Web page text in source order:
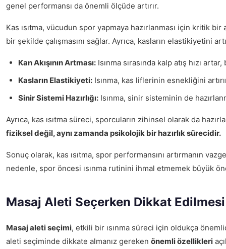
genel performansı da önemli ölçüde artırır.
Kas ısıtma, vücudun spor yapmaya hazırlanması için kritik bir
bir şekilde çalışmasını sağlar. Ayrıca, kasların elastikiyetini
Kan Akışının Artması: Isınma sırasında kalp atış hızı
Kasların Elastikiyeti: Isınma, kas liflerinin esnekliğini
Sinir Sistemi Hazırlığı: Isınma, sinir sisteminin de
Ayrıca, kas ısıtma süreci, sporcuların zihinsel olarak da
fiziksel değil, aynı zamanda psikolojik bir hazırlık sürecidir.
Sonuç olarak, kas ısıtma, spor performansını artırmanın
nedenle, spor öncesi ısınma rutinini ihmal etmemek büyük
Masaj Aleti Seçerken Dikkat
Masaj aleti seçimi, etkili bir ısınma süreci için oldukça
aleti seçiminde dikkate almanız gereken önemli özellikleri